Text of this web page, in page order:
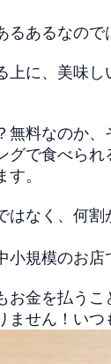
あるなので
に、美味
料なのか
グで食べられ
。
なく、何
規模のお店
金を払う
せん！い